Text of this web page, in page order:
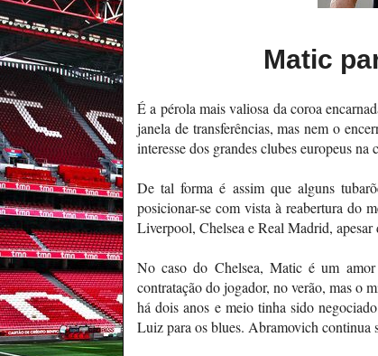
Matic
É a pérola mais valiosa da coroa
janela de transferências, mas nem o
interesse dos grandes clubes europeus
De tal forma é assim que alguns
posicionar-se com vista à reabertura do
Liverpool, Chelsea e Real Madrid,
No caso do Chelsea, Matic é um
contratação do jogador, no verão, mas o
há dois anos e meio tinha sido
Luiz para os blues. Abramovich continua